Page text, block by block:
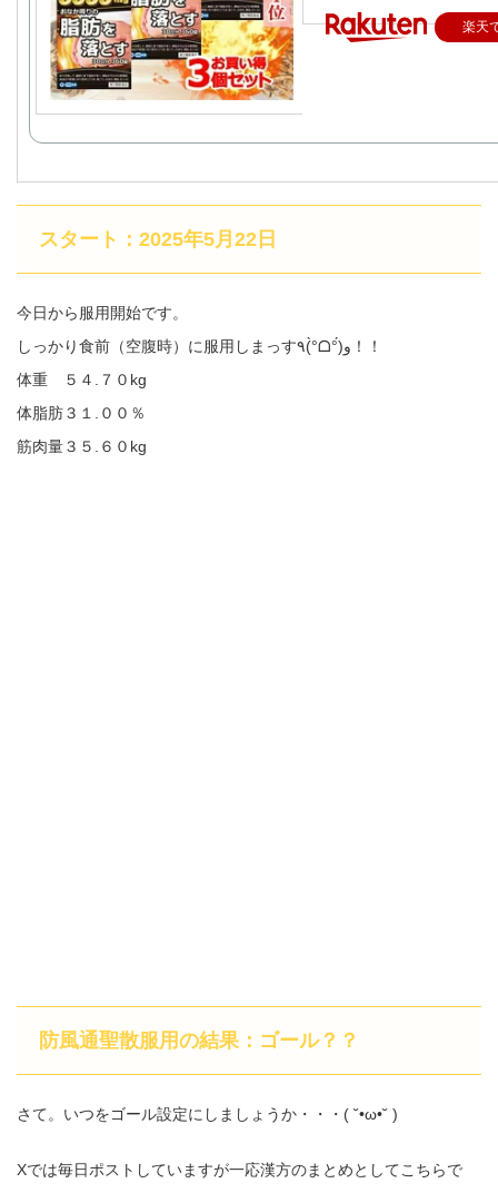
楽天
スタート：2025年5月22日
今日から服用開始です。
しっかり食前（空腹時）に服用しまっす٩(°̀ᗝ°́)و！！
体重 ５４.７０kg
体脂肪３１.００％
筋肉量３５.６０kg
防風通聖散服用の結果：ゴール？？
さて。いつをゴール設定にしましょうか・・・( ˘•ω•˘ )
Xでは毎日ポストしていますが一応漢方のまとめとしてこちらで